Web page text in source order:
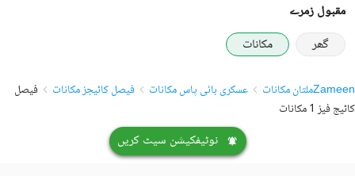
مقبول زمرے
گھر
مکانات
Zameenملتان مکانات عسکری بائی پاس مکانات فیصل کاٹیجز مکانات
فیصل
کاٹیج فیز 1 مکانات
نوٹیفکیشن سیٹ کریں